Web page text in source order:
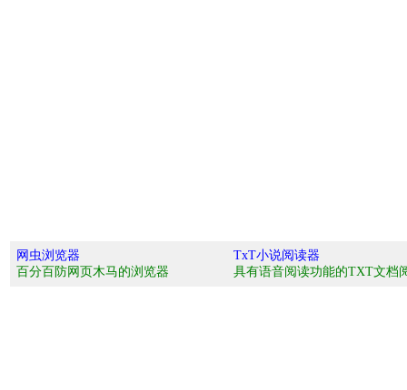
网虫浏览器
百分百防网页木马的浏览器
TxT小说阅读器
具有语音阅读功能的TXT文档